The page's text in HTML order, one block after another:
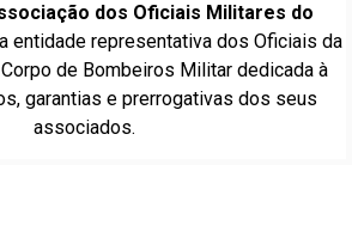
dos Oficiais Militares do
entidade representativa dos Oficiais da
de Bombeiros Militar dedicada à
garantias e prerrogativas dos seus
associados.